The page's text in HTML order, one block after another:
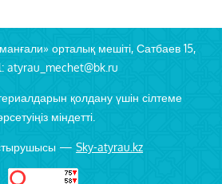
орталық мешіті, Сатбаев 15,
atyrau_mechet@bk.ru
қолдану үшін сілтеме
міндетті.
— Sky-atyrau.kz